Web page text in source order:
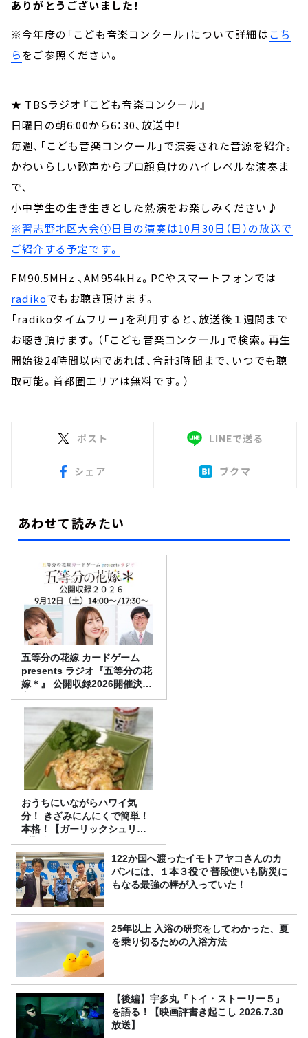
ありがとうございました！
※今年度の「こども音楽コンクール」について詳細はこち
らをご参照ください。
★ TBSラジオ『こども音楽コンクール』
日曜日の朝6:00から6：30、放送中！
毎週、「こども音楽コンクール」で演奏された音源を紹介。
かわいらしい歌声からプロ顔負けのハイレベルな演奏ま
で、
小中学生の生き生きとした熱演をお楽しみください♪
※習志野地区大会①日目の演奏は10月30日（日）の放送で
ご紹介する予定です。
FM90.5MHz 、AM954kHz。PCやスマートフォンでは
radikoでもお聴き頂けます。
「radikoタイムフリー」を利用すると、放送後１週間まで
お聴き頂けます。（「こども音楽コンクール」で検索。再生
開始後24時間以内であれば、合計3時間まで、いつでも聴
取可能。首都圏エリアは無料です。）
ポスト LINEで送る
シェア ブクマ
あわせて読みたい
五等分の花嫁 カードゲーム
presents ラジオ『五等分の花
嫁＊』 公開収録2026開催決
定！
おうちにいながらハワイ気
分！ きざみにんにくで簡単！
本格！【ガーリックシュリン
プ】 桃屋のかんたんレシピ
122か国へ渡ったイモトアヤコさんのカ
バンには、１本３役で 普段使いも防災に
もなる最強の棒が入っていた！
25年以上 入浴の研究をしてわかった、夏
を乗り切るための入浴方法
【後編】宇多丸『トイ・ストーリー５』
を語る！【映画評書き起こし 2026.7.30
放送】